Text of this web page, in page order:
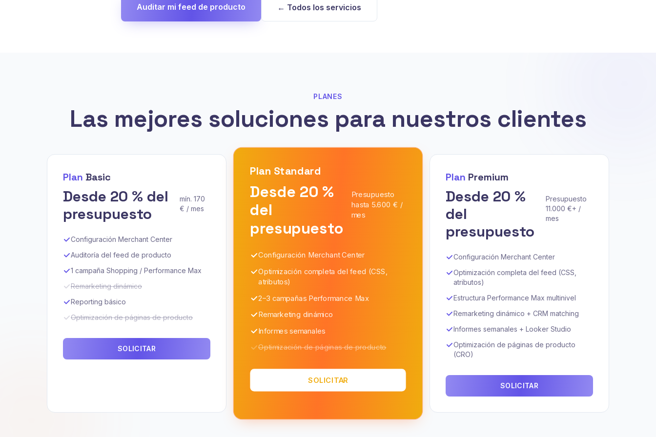
Auditar mi feed de producto ← Todos los servicios
PLANES
Las mejores soluciones para nuestros clientes
Plan Basic
Desde 20 % del
presupuesto
mín. 170
€ / mes
Configuración Merchant Center
Auditoría del feed de producto
1 campaña Shopping / Performance Max
Remarketing dinámico
Reporting básico
Optimización de páginas de producto
SOLICITAR
Plan Standard
Desde 20 %
del
presupuesto
Presupuesto
hasta 5.600 € /
mes
Configuración Merchant Center
Optimización completa del feed (CSS,
atributos)
2–3 campañas Performance Max
Remarketing dinámico
Informes semanales
Optimización de páginas de producto
SOLICITAR
Plan Premium
Desde 20 %
del
presupuesto
Presupuesto
11.000 €+ /
mes
Configuración Merchant Center
Optimización completa del feed (CSS,
atributos)
Estructura Performance Max multinivel
Remarketing dinámico + CRM matching
Informes semanales + Looker Studio
Optimización de páginas de producto
(CRO)
SOLICITAR